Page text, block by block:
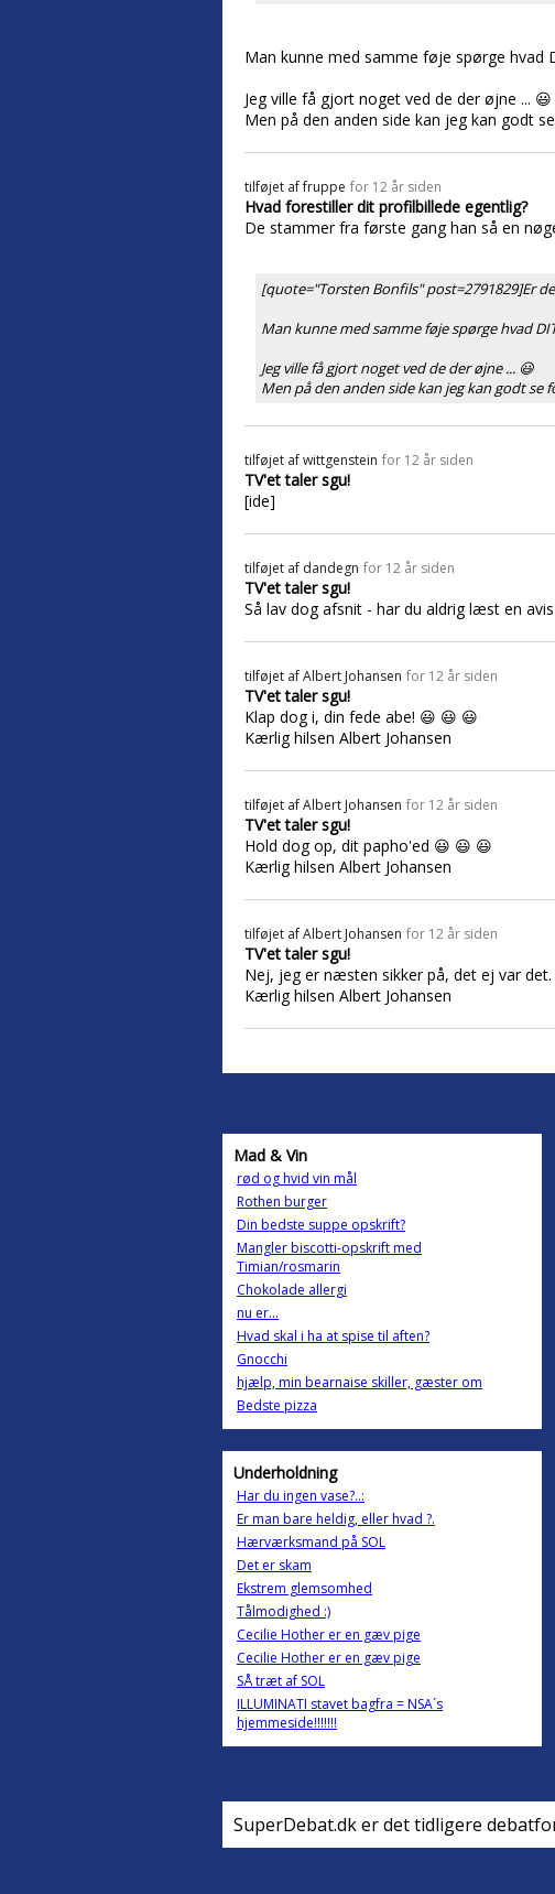
Man kunne med samme føje spørge hvad
Jeg ville få gjort noget ved de der øjne ... 😃
Men på den anden side kan jeg kan godt
tilføjet affruppe for 12 år siden
Hvad forestiller dit profilbillede egentlig?
De stammer fra første gang han så en
[quote="Torsten Bonfils" post=2791829]Er
Man kunne med samme føje spørge hvad
Jeg ville få gjort noget ved de der øjne ... 😃
Men på den anden side kan jeg kan godt se
tilføjet afwittgenstein for 12 år siden
TV'et taler sgu!
[ide]
tilføjet af dandegn for 12 år siden
TV'et taler sgu!
Så lav dog afsnit - har du aldrig læst en
tilføjet afAlbert Johansen for 12 år siden
TV'et taler sgu!
Klap dog i, din fede abe! 😃 😃 😃
Kærlig hilsen Albert Johansen
tilføjet afAlbert Johansen for 12 år siden
TV'et taler sgu!
Hold dog op, dit papho'ed 😃 😃 😃
Kærlig hilsen Albert Johansen
tilføjet afAlbert Johansen for 12 år siden
TV'et taler sgu!
Nej, jeg er næsten sikker på, det ej var det.
Kærlig hilsen Albert Johansen
Mad & Vin
rød og hvid vin mål
Rothen burger
Din bedste suppe opskrift?
Mangler biscotti-opskrift med
Timian/rosmarin
Chokolade allergi
nu er...
Hvad skal i ha at spise til aften?
Gnocchi
hjælp, min bearnaise skiller, gæster om
Bedste pizza
Underholdning
Har du ingen vase?..:
Er man bare heldig, eller hvad ?.
Hærværksmand på SOL
Det er skam
Ekstrem glemsomhed
Tålmodighed :)
Cecilie Hother er en gæv pige
Cecilie Hother er en gæv pige
SÅ træt af SOL
ILLUMINATI stavet bagfra = NSA´s
hjemmeside!!!!!!!
SuperDebat.dk er det tidligere